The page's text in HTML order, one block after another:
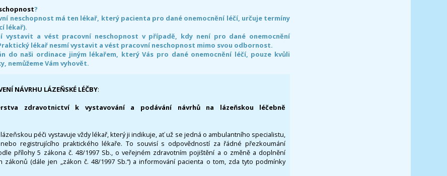
?
neschopnost má ten lékař, který pacienta pro dané onemocnění léčí, určuje termíny
lékař).
vystavit a vést pracovní neschopnost v případě, kdy není pro dané onemocnění
lékař nesmí vystavit a vést pracovní neschopnost mimo svou odbornost.
do naši ordinace jiným lékařem, který Vás pro dané onemocnění léčí, pouze kvůli
nemůžeme Vám vyhovět.
NÁVRHU LÁZEŇSKÉ LÉČBY:
zdravotnictví k vystavování a podávání návrhů na lázeňskou léčebně
péči vystavuje vždy lékař, který ji indikuje, ať už se jedná o ambulantního specialistu,
registrujícího praktického lékaře. To souvisí s odpovědností za řádné přezkoumání
přílohy 5 zákona č. 48/1997 Sb., o veřejném zdravotním pojištění a o změně a doplnění
zákonů (dále jen „zákon č. 48/1997 Sb.“) a informování pacienta o tom, zda tyto podmínky